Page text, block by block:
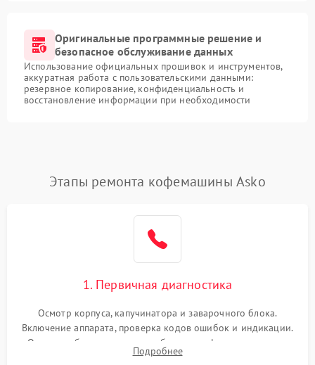
Оригинальные программные решение и
безопасное обслуживание данных
Использование официальных прошивок и инструментов,
аккуратная работа с пользовательскими данными:
резервное копирование, конфиденциальность и
восстановление информации при необходимости
Этапы ремонта кофемашины Asko
1. Первичная диагностика
Осмотр корпуса, капучинатора и заварочного блока.
Включение аппарата, проверка кодов ошибок и индикации.
Оценка работы помпы, термоблока и кофемолки на слух.
Измерение температуры и давления воды для выявления
Подробнее